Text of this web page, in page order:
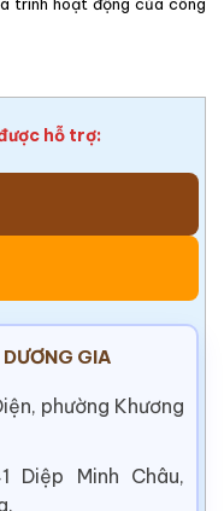
trình hoạt động của công
hỗ trợ:
GIA
phường Khương
Diệp Minh Châu,